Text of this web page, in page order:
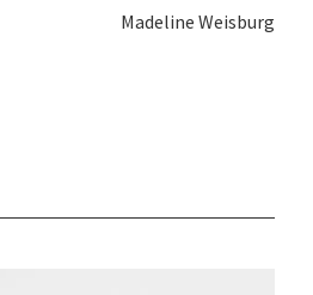
Madeline Weisburg